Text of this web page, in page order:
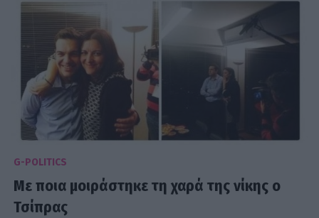
G-POLITICS
Με ποια μοιράστηκε τη χαρά της νίκης ο
Τσίπρας